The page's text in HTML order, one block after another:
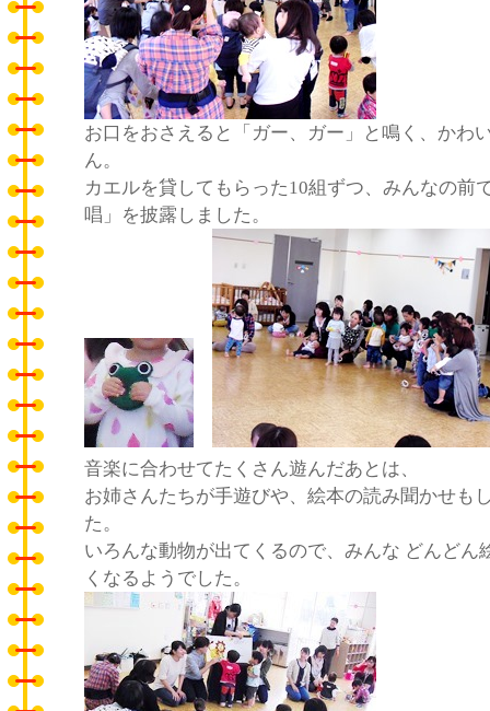
お口をおさえると「ガー、ガー」と鳴く、かわ
ん。
カエルを貸してもらった10組ずつ、みんなの前
唱」を披露しました。
音楽に合わせてたくさん遊んだあとは、
お姉さんたちが手遊びや、絵本の読み聞かせも
た。
いろんな動物が出てくるので、みんな どんどん
くなるようでした。